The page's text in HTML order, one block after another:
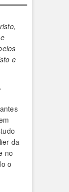
e
da
no
o